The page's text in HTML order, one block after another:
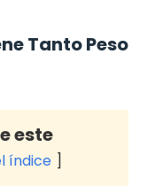
Tanto Peso
este
índice